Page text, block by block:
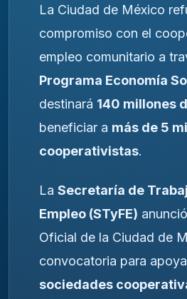
La Ciudad de México
compromiso con el
empleo comunitario a
Programa Economía
destinará 140 millones
beneficiar a más de 5
cooperativistas.
La Secretaría de
Empleo (STyFE)
Oficial de la Ciudad de
convocatoria para
sociedades